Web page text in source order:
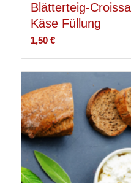
Blätterteig-
Käse Füllung
1,50 €